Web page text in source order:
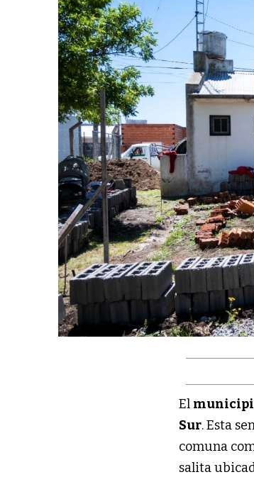
El
Sur. Esta
comuna
salita